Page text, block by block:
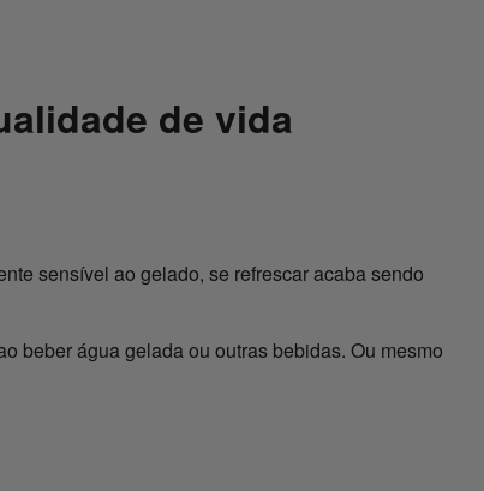
de vida
sensível ao gelado, se refrescar acaba sendo
beber água gelada ou outras bebidas. Ou mesmo